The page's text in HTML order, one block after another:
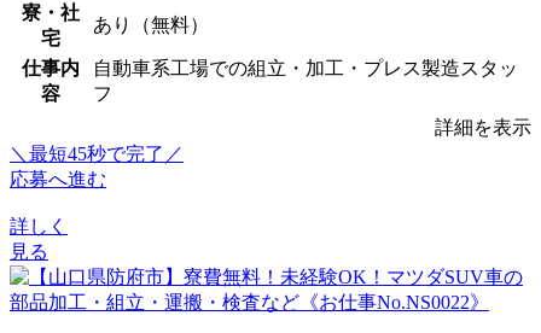
寮・社
宅
あり（無料）
仕事内
容
自動車系工場での組立・加工・プレス製造スタッ
フ
詳細を表示
＼最短45秒で完了／
応募へ進む
詳しく
見る